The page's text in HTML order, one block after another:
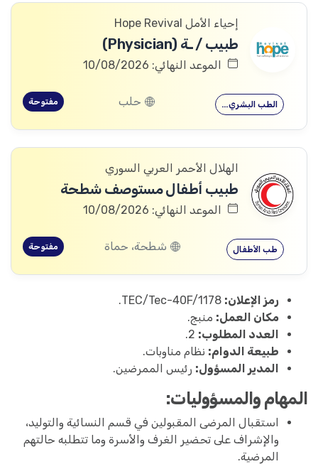
إحياء الأمل Hope Revival
طبيب / ـة (Physician)
الموعد النهائي: 10/08/2026
الطب البشري… حلب مفتوحة
الهلال الأحمر العربي السوري
طبيب أطفال مستوصف شطحة
الموعد النهائي: 10/08/2026
طب الأطفال شطحة، حماة مفتوحة
رمز الإعلان:
مكان العمل: منبج.
العدد المطلوب:
طبيعة الدوام: نظام مناوبات.
المدير المسؤول: رئيس الممرضين.
المهام والمسؤوليات:
استقبال المرضى المقبولين في قسم النسائية والتوليد،
والإشراف على تحضير الغرف والأسرة وما تتطلبه حالتهم
المرضية.